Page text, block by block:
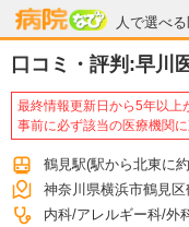
人で選べ
病院なび
口コミ・評判:早川
最終情報更新日から5年以上
事前に必ず該当の医療機関に
鶴見駅(駅から北東に
神奈川県横浜市鶴見
内科 アレルギー科 外